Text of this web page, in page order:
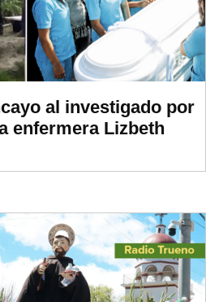
al investigado por
enfermera Lizbeth